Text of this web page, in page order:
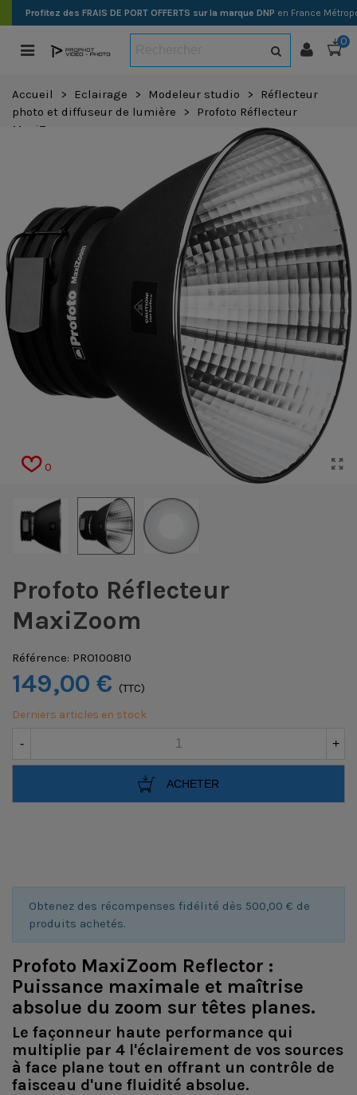
Profitez des FRAIS DE PORT OFFERTS sur la marque DNP en France
0
Accueil > Eclairage > Modeleur studio >
Réflecteur
photo et diffuseur de lumière
>
Profoto Réflecteur
MaxiZoom
0
Profoto Réflecteur
MaxiZoom
Référence: PRO100810
149,00 € (TTC)
Derniers articles en stock
- +
ACHETER
Obtenez des récompenses fidélité dès 500,00 € de
produits achetés.
Profoto MaxiZoom Reflector :
Puissance maximale et maîtrise
absolue du zoom sur têtes planes.
Le façonneur haute performance qui
multiplie par 4 l'éclairement de vos sources
à face plane tout en offrant un contrôle de
faisceau d'une fluidité absolue.